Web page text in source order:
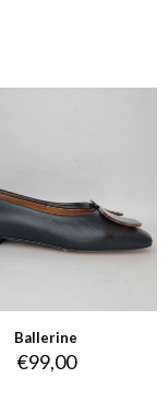
Ballerine
€99,00